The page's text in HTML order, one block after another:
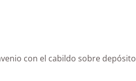
con el cabildo sobre